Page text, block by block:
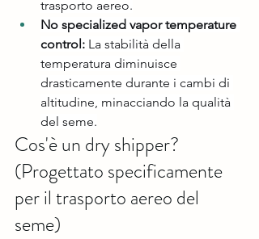
trasporto aereo.
No specialized vapor temperature
control: La stabilità della
temperatura diminuisce
drasticamente durante i cambi di
altitudine, minacciando la qualità
del seme.
Cos'è un dry shipper?
(Progettato specificamente
per il trasporto aereo del
seme)